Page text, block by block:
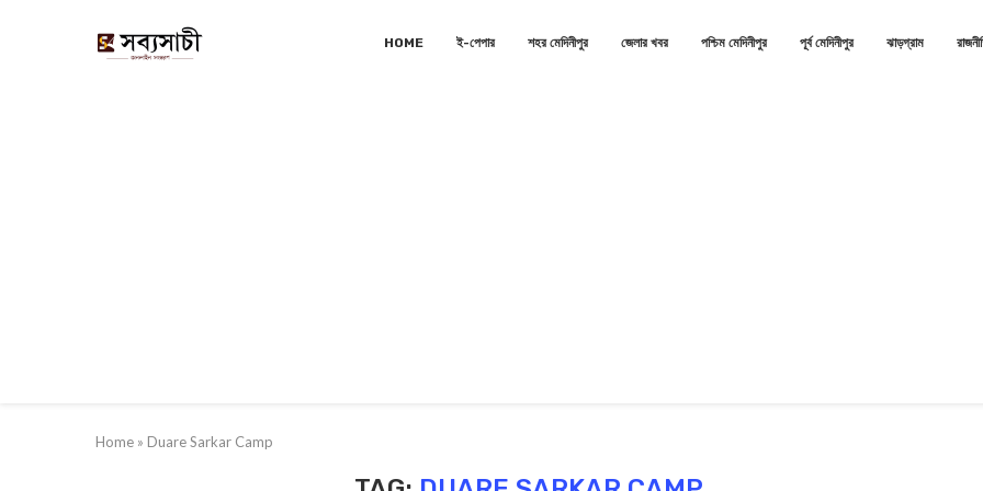
HOME ই-পেপার শহর মেদিনীপুর জেলার খবর পশ্চিম মেদিনীপুর পূর্ব মেদিনীপুর ঝাড়গ্রাম
Home » Duare Sarkar Camp